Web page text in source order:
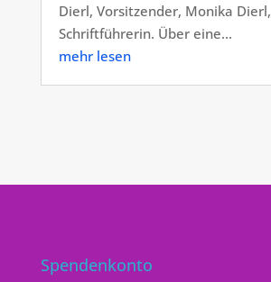
Dierl, Vorsitzender, Monika Dierl,
Schriftführerin. Über eine...
mehr lesen
Spendenkonto